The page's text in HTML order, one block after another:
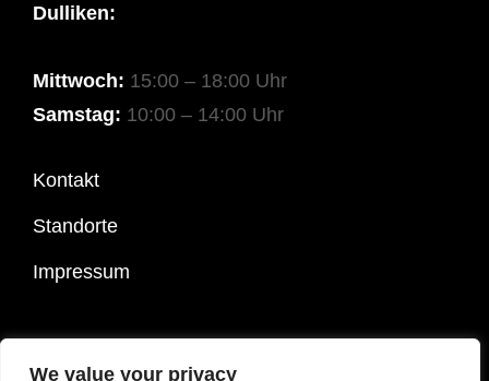
We value your privacy
Dulliken:
Mittwoch: 15:00 – 18:00 Uhr
Samstag: 10:00 – 14:00 Uhr
Kontakt
Standorte
Impressum
COPYRIGHT © 2026